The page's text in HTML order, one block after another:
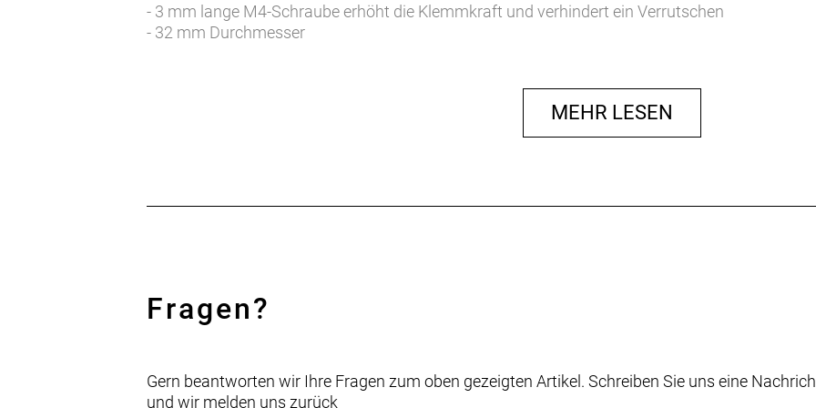
- 3 mm lange M4-Schraube erhöht die Klemmkraft und verhindert ein Verrutschen
- 32 mm Durchmesser
MEHR LESEN
Fragen?
Gern beantworten wir Ihre Fragen zum oben gezeigten Artikel. Schreiben Sie uns eine
und wir melden uns zurück